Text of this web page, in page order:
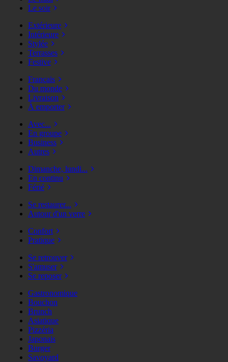
Le soir
Extérieure
Intérieure
Stylée
Terrasses
Festive
Français
Du monde
Livraison
À emporter
Avec...
En groupe
Business
Autres
Dimanche, lundi...
En continu
Férié
Se restaurer...
Autour d'un verre
Confort
Pratique
Se retrouver
S'amuser
Se reposer
Gastronomique
Bouchon
Brunch
Asiatique
Pizzéria
Japonais
Burger
Savoyard